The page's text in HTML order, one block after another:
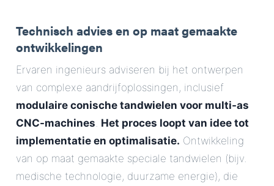
Technisch advies en op maat gemaakte
ontwikkelingen
Ervaren ingenieurs adviseren bij het ontwerpen
van complexe aandrijfoplossingen, inclusief
modulaire conische tandwielen voor multi-as
CNC-machines. Het proces loopt van idee tot
implementatie en optimalisatie. Ontwikkeling
van op maat gemaakte speciale tandwielen (bijv.
medische technologie, duurzame energie), die